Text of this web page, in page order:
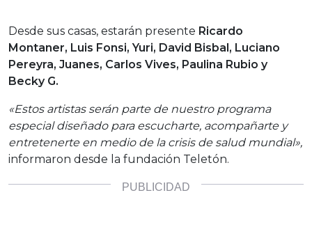
Desde sus casas, estarán presente Ricardo
Montaner, Luis Fonsi, Yuri, David Bisbal, Luciano
Pereyra, Juanes, Carlos Vives, Paulina Rubio y
Becky G.
«Estos artistas serán parte de nuestro programa
especial diseñado para escucharte, acompañarte y
entretenerte en medio de la crisis de salud mundial»,
informaron desde la fundación Teletón.